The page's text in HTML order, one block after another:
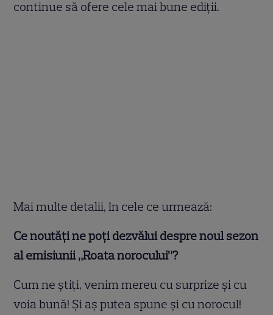
continue să ofere cele mai bune ediții.
Mai multe detalii, în cele ce urmează:
Ce noutăți ne poți dezvălui despre noul sezon
al emisiunii „Roata norocului”?
Cum ne știți, venim mereu cu surprize și cu
voia bună! Și aș putea spune și cu norocul!